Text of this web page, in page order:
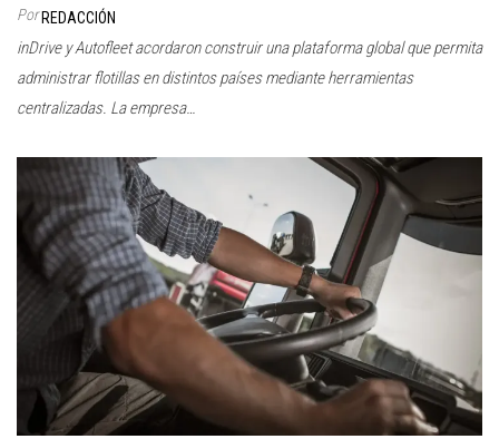
PorREDACCIÓN
inDrive y Autofleet acordaron construir una plataforma global que permita
administrar flotillas en distintos países mediante herramientas
centralizadas. La empresa…